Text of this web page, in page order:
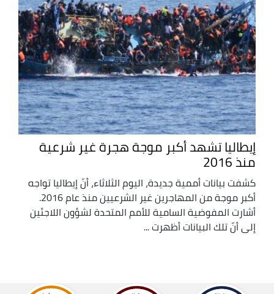
إيطاليا تشهد أكبر موجة هجرة غير شرعية
منذ 2016
كشفت بيانات أممية جديدة، اليوم الثلاثاء، أنّ إيطاليا تواجه
أكبر موجة من المهاجرين غير الشرعيين منذ عام 2016.
أشارت المفوضية السامية للأمم المتحدة لشؤون اللاجئين
إلى أنّ تلك البيانات أظهرت ...